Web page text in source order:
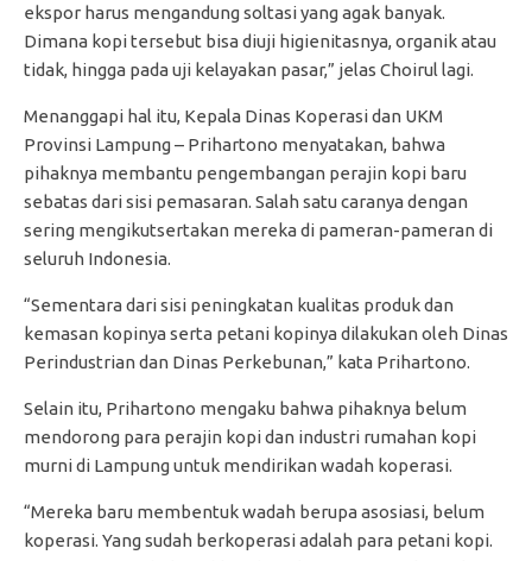
ekspor harus mengandung soltasi yang agak banyak.
Dimana kopi tersebut bisa diuji higienitasnya, organik atau
tidak‎, hingga pada uji kelayakan pasar,” jelas Choirul lagi.
Menanggapi hal itu, Kepala Dinas Koperasi dan UKM
Provinsi Lampung – Prihartono menyatakan, bahwa
pihaknya membantu pengembangan perajin kopi baru
sebatas dari sisi pemasaran. Salah satu caranya dengan
sering mengikutsertakan mereka di pameran-pameran di
seluruh Indonesia.
“‎Sementara dari sisi peningkatan kualitas produk dan
kemasan kopinya serta petani kopinya dilakukan oleh Dinas
Perindustrian dan Dinas Perkebunan,” kata Prihartono.
Selain itu, Prihartono mengaku bahwa pihaknya belum
mendorong para perajin kopi dan industri rumahan kopi
murni di Lampung untuk mendirikan wadah koperasi.
“Mereka baru membentuk wadah berupa asosiasi, belum
koperasi. Yang sudah berkoperasi adalah para petani kopi.